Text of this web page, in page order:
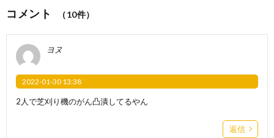
コメント （10件）
ヨヌ
2022-01-30 13:38
2人で芝刈り機のがん凸潰してるやん
返信